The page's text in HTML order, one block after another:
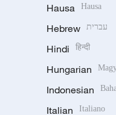
Hausa Hausa
Hebrew עברית
Hindi हिन्दी
Hungarian
Indonesian
Italian Italiano